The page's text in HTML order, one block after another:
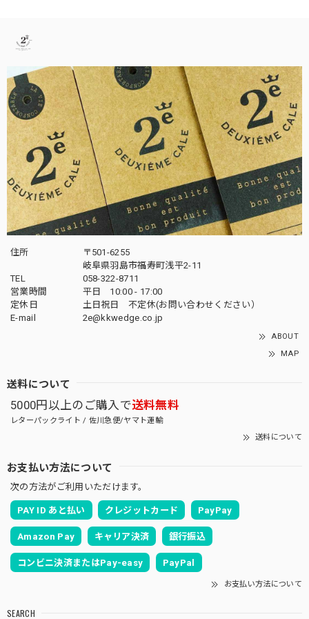
住所
〒501-6255
岐阜県羽島市福寿町浅平2-11
TEL
058-322-8711
営業時間
平日 10:00 - 17:00
定休日
土日祝日 不定休(お問い合わせください）
E-mail
2e@kkwedge.co.jp
ABOUT
MAP
送料について
5000円以上のご購入で送料無料
レターパックライト / 佐川急便/ヤマト運輸
送料について
お支払い方法について
次の方法がご利用いただけます。
PAY ID あと払い クレジットカード PayPay
Amazon Pay キャリア決済 銀行振込
コンビニ決済またはPay-easy PayPal
お支払い方法について
SEARCH